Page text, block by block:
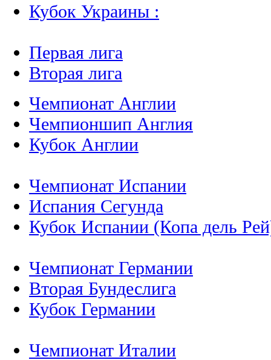
Кубок Украины :
Первая лига
Вторая лига
Чемпионат Англии
Чемпионшип Англия
Кубок Англии
Чемпионат Испании
Испания Сегунда
Кубок Испании (Копа дель
Чемпионат Германии
Вторая Бундеслига
Кубок Германии
Чемпионат Италии